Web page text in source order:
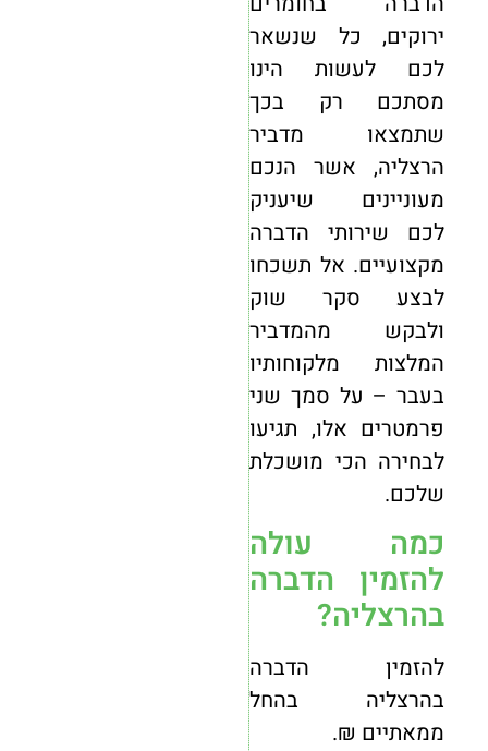
ירוקים, כל שנשאר
לכם לעשות הינו
מסתכם רק בכך
שתמצאו מדביר
הרצליה, אשר הנכם
מעוניינים שיעניק
לכם שירותי הדברה
מקצועיים. אל תשכחו
לבצע סקר שוק
ולבקש מהמדביר
המלצות מלקוחותיו
בעבר – על סמך שני
פרמטרים אלו, תגיעו
לבחירה הכי מושכלת
שלכם.
כמה עולה
להזמין הדברה
בהרצליה?
להזמין הדברה
בהרצליה בהחל
ממאתיים ₪.